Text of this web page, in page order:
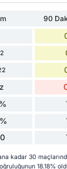
90
kadar 30
18.18%